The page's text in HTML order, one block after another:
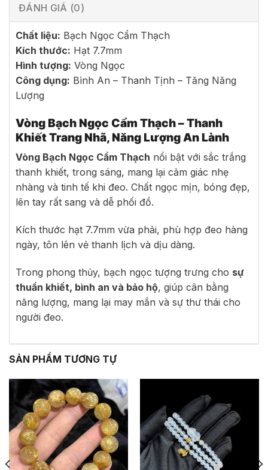
ĐÁNH GIÁ (0)
Chất liệu: Bạch Ngọc Cẩm Thạch
Kích thước: Hạt 7.7mm
Hình tượng: Vòng Ngọc
Công dụng: Bình An – Thanh Tịnh – Tăng Năng
Lượng
Vòng Bạch Ngọc Cẩm Thạch – Thanh
Khiết Trang Nhã, Năng Lượng An Lành
Vòng Bạch Ngọc Cẩm Thạch nổi bật với sắc trắng
thanh khiết, trong sáng, mang lại cảm giác nhẹ
nhàng và tinh tế khi đeo. Chất ngọc mịn, bóng đẹp,
lên tay rất sang và dễ phối đồ.
Kích thước hạt 7.7mm vừa phải, phù hợp đeo hàng
ngày, tôn lên vẻ thanh lịch và dịu dàng.
Trong phong thủy, bạch ngọc tượng trưng cho sự
thuần khiết, bình an và bảo hộ, giúp cân bằng
năng lượng, mang lại may mắn và sự thư thái cho
người đeo.
SẢN PHẨM TƯƠNG TỰ